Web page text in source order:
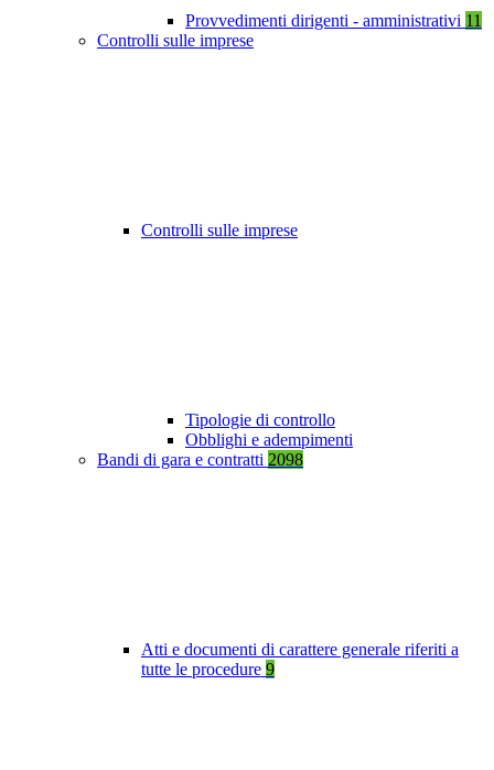
Provvedimenti dirigenti - amministrativi 11
Controlli sulle imprese
Controlli sulle imprese
Tipologie di controllo
Obblighi e adempimenti
Bandi di gara e contratti 2098
Atti e documenti di carattere generale riferiti a
tutte le procedure 9